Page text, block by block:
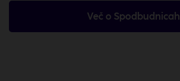
Več o Spodbudnicah